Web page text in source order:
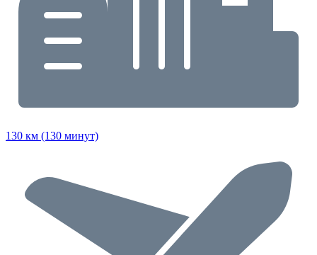
130 км (130 минут)